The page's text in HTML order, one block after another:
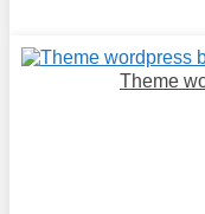
Theme